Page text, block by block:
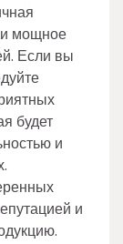
и мощное
Если вы
будет
и
и